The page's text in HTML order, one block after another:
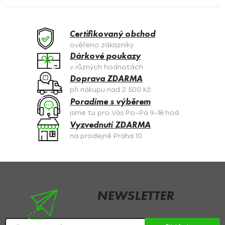
á
c
í
p
r
v
k
y
v
ý
p
s
Certifikovaný obchod
ověřeno zákazníky
Dárkové poukazy
v různých hodnotách
Doprava ZDARMA
při nákupu nad 2 500 Kč
Poradíme s výběrem
jsme tu pro Vás Po–Pá 9–18 hod.
Vyzvednutí ZDARMA
na prodejně Praha 10
NEWSLETTER